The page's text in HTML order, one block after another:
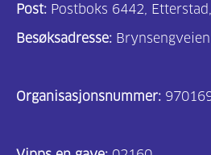
Post: Postboks 6442,
Besøksadresse:
Organisasjonsnummer: